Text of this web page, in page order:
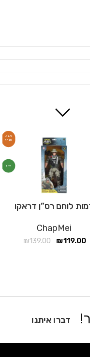
-14%
חדש
לוחם רס”ן דראקו
ChapMei
₪139.00 ₪119.00
דברו איתנו